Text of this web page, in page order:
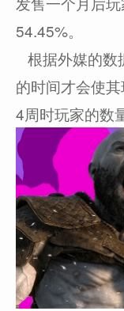
54.45%。
根据外媒的数
的时间才会使
4周时玩家的数